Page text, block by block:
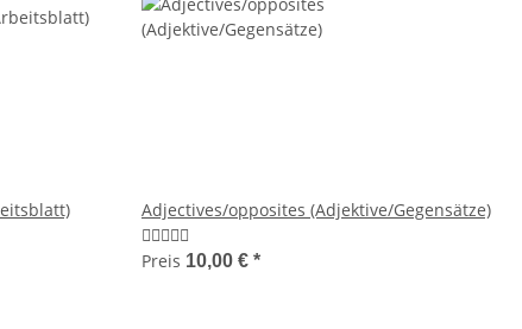
Adjectives/opposites (Adjektive/Gegensätze)
Preis 10,00 € *